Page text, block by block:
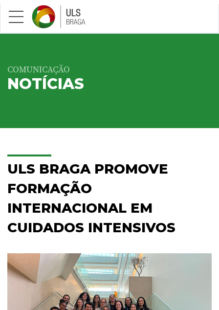
Saltar para conteúdo principal
COMUNICAÇÃO
NOTÍCIAS
ULS BRAGA PROMOVE
FORMAÇÃO
INTERNACIONAL EM
CUIDADOS INTENSIVOS